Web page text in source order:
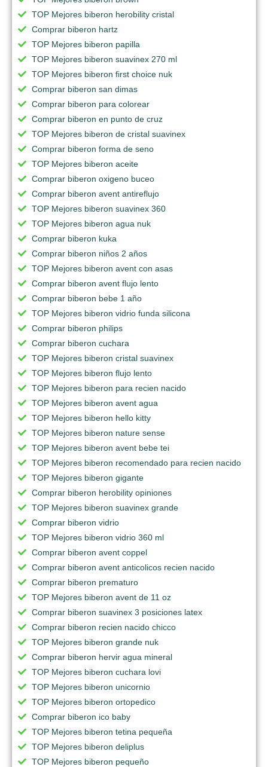
TOP Mejores biberon herobility cristal
Comprar biberon hartz
TOP Mejores biberon papilla
TOP Mejores biberon suavinex 270 ml
TOP Mejores biberon first choice nuk
Comprar biberon san dimas
Comprar biberon para colorear
Comprar biberon en punto de cruz
TOP Mejores biberon de cristal suavinex
Comprar biberon forma de seno
TOP Mejores biberon aceite
Comprar biberon oxigeno buceo
Comprar biberon avent antireflujo
TOP Mejores biberon suavinex 360
TOP Mejores biberon agua nuk
Comprar biberon kuka
Comprar biberon niños 2 años
TOP Mejores biberon avent con asas
Comprar biberon avent flujo lento
Comprar biberon bebe 1 año
TOP Mejores biberon vidrio funda silicona
Comprar biberon philips
Comprar biberon cuchara
TOP Mejores biberon cristal suavinex
TOP Mejores biberon flujo lento
TOP Mejores biberon para recien nacido
TOP Mejores biberon avent agua
TOP Mejores biberon hello kitty
TOP Mejores biberon nature sense
TOP Mejores biberon avent bebe tei
TOP Mejores biberon recomendado para recien nacido
TOP Mejores biberon gigante
Comprar biberon herobility opiniones
TOP Mejores biberon suavinex grande
Comprar biberon vidrio
TOP Mejores biberon vidrio 360 ml
Comprar biberon avent coppel
Comprar biberon avent anticolicos recien nacido
Comprar biberon prematuro
TOP Mejores biberon avent de 11 oz
Comprar biberon suavinex 3 posiciones latex
Comprar biberon recien nacido chicco
TOP Mejores biberon grande nuk
Comprar biberon hervir agua mineral
TOP Mejores biberon cuchara lovi
TOP Mejores biberon unicornio
TOP Mejores biberon ortopedico
Comprar biberon ico baby
TOP Mejores biberon tetina pequeña
TOP Mejores biberon deliplus
TOP Mejores biberon pequeño